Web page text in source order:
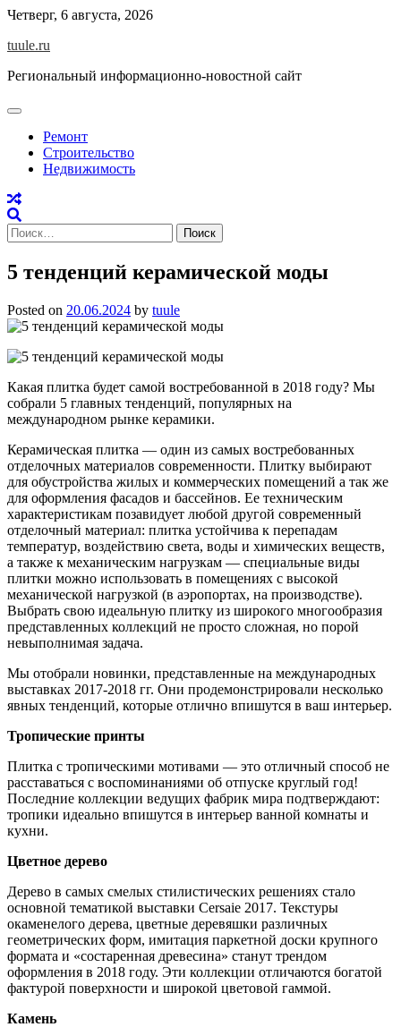
Skip
content
Четверг, 6 августа, 2026
tuule.ru
Региональный информационно-новостной сайт
Ремонт
Строительство
Недвижимость
Найти:
5 тенденций керамической моды
Posted on 20.06.2024 by tuule
Какая плитка будет самой востребованной в 2018 году? Мы
собрали 5 главных тенденций, популярных на
международном рынке керамики.
Керамическая плитка — один из самых востребованных
отделочных материалов современности. Плитку выбирают
для обустройства жилых и коммерческих помещений а так же
для оформления фасадов и бассейнов. Ее техническим
характеристикам позавидует любой другой современный
отделочный материал: плитка устойчива к перепадам
температур, воздействию света, воды и химических веществ,
а также к механическим нагрузкам — специальные виды
плитки можно использовать в помещениях с высокой
механической нагрузкой (в аэропортах, на производстве).
Выбрать свою идеальную плитку из широкого многообразия
представленных коллекций не просто сложная, но порой
невыполнимая задача.
Мы отобрали новинки, представленные на международных
выставках 2017-2018 гг. Они продемонстрировали несколько
явных тенденций, которые отлично впишутся в ваш интерьер.
Тропические принты
Плитка с тропическими мотивами — это отличный способ не
расставаться с воспоминаниями об отпуске круглый год!
Последние коллекции ведущих фабрик мира подтверждают:
тропики идеально впишутся в интерьер ванной комнаты и
кухни.
Цветное дерево
Дерево в самых смелых стилистических решениях стало
основной тематикой выставки Cersaie 2017. Текстуры
окаменелого дерева, цветные деревяшки различных
геометрических форм, имитация паркетной доски крупного
формата и «состаренная древесина» станут трендом
оформления в 2018 году. Эти коллекции отличаются богатой
фактурой поверхности и широкой цветовой гаммой.
Камень